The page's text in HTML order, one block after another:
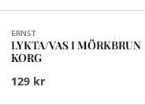
ERNST
LYKTA/VAS I MÖRKBRUN
KORG
129 kr